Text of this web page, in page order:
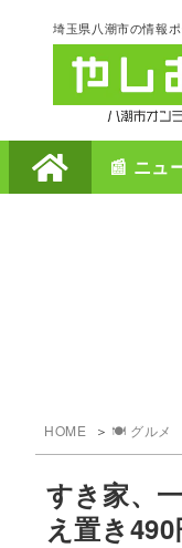
埼玉県八潮市の情報
📰 ニュ
HOME 🍽️ グルメ
すき家、
え置き490